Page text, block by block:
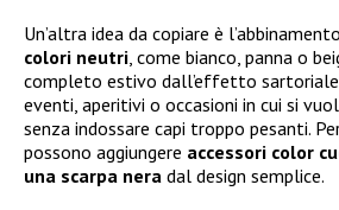
Un’altra idea da copiare è
colori neutri, come bianco, panna o
completo estivo dall’effetto
eventi, aperitivi o occasioni in cui si
senza indossare capi troppo pesanti.
possono aggiungere accessori color
una scarpa nera dal design semplice.